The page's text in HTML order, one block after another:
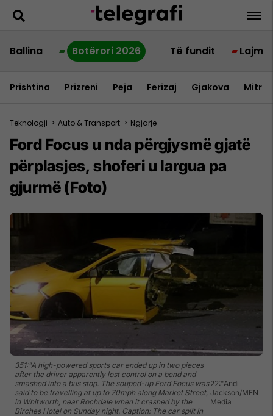
Ballina Botërori 2026 Të fundit Lajme
Prishtina Prizreni Peja Ferizaj Gjakova
Teknologji > Auto & Transport > Ngjarje
Ford Focus u nda përgjysmë gjatë
përplasjes, shoferi u largua pa
gjurmë (Foto)
351:"A high-powered sports car ended up in two pieces
after the driver apparently lost control on a bend and
smashed into a bus stop. The souped-up Ford Focus was
said to be travelling at up to 70mph along Market Street,
in Whitworth, near Rochdale when it crashed by the
Birches Hotel on Sunday night. Caption: The car split in
22:"Andi
Jackson/MEN
Media